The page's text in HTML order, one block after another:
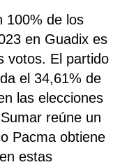
100% de los
en Guadix es
votos. El partido
el 34,61% de
las elecciones
reúne un
Pacma obtiene
estas